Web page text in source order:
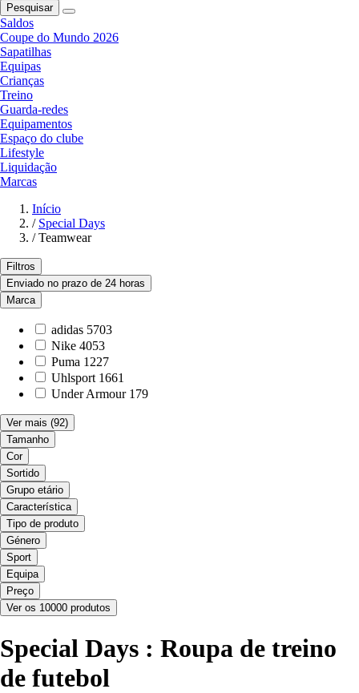
Pesquisar
Saldos
Coupe do Mundo 2026
Sapatilhas
Equipas
Crianças
Treino
Guarda-redes
Equipamentos
Espaço do clube
Lifestyle
Liquidação
Marcas
Início
/ Special Days
/ Teamwear
Filtros
Enviado no prazo de 24 horas
Marca
adidas 5703
Nike 4053
Puma 1227
Uhlsport 1661
Under Armour 179
Ver mais (92)
Tamanho
Cor
Sortido
Grupo etário
Característica
Tipo de produto
Género
Sport
Equipa
Preço
Ver os 10000 produtos
Special Days : Roupa de treino
de futebol